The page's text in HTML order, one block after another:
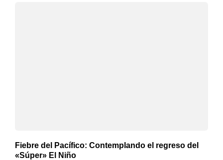
Fiebre del Pacífico: Contemplando el regreso del
«Súper» El Niño